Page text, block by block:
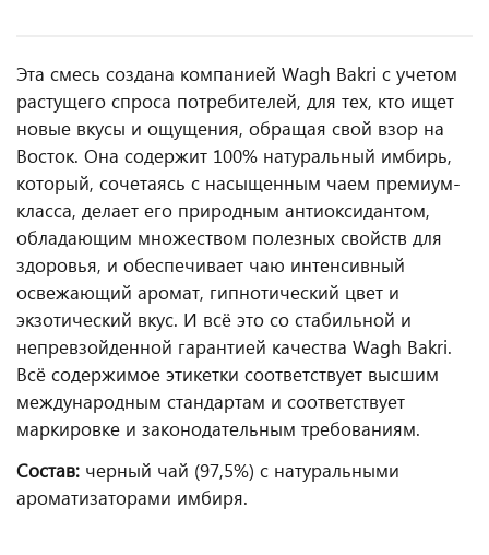
Эта смесь создана компанией Wagh Bakri с учетом
растущего спроса потребителей, для тех, кто ищет
новые вкусы и ощущения, обращая свой взор на
Восток. Она содержит 100% натуральный имбирь,
который, сочетаясь с насыщенным чаем премиум-
класса, делает его природным антиоксидантом,
обладающим множеством полезных свойств для
здоровья, и обеспечивает чаю интенсивный
освежающий аромат, гипнотический цвет и
экзотический вкус. И всё это со стабильной и
непревзойденной гарантией качества Wagh Bakri.
Всё содержимое этикетки соответствует высшим
международным стандартам и соответствует
маркировке и законодательным требованиям.
Состав: черный чай (97,5%) с натуральными
ароматизаторами имбиря.